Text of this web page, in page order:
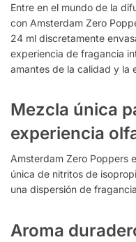
Entre en el mundo de la
con Amsterdam Zero
24 ml discretamente
experiencia de fragancia
amantes de la calidad y la
Mezcla única
experiencia
Amsterdam Zero Poppers
única de nitritos de
una dispersión de
Aroma